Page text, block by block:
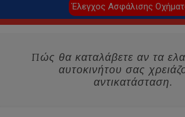
Έλεγχος Ασφάλισης
Πώς θα καταλάβετε αν τα
αυτοκινήτου σας
αντικατάσταση.